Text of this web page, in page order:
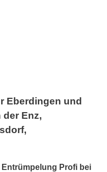
Eberdingen und
Enz,
Entrümpelung Profi bei